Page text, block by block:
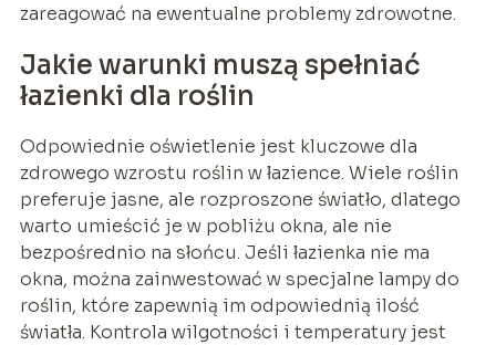
zareagować na ewentualne problemy zdrowotne.
Jakie warunki muszą spełniać
łazienki dla roślin
Odpowiednie oświetlenie jest kluczowe dla
zdrowego wzrostu roślin w łazience. Wiele roślin
preferuje jasne, ale rozproszone światło, dlatego
warto umieścić je w pobliżu okna, ale nie
bezpośrednio na słońcu. Jeśli łazienka nie ma
okna, można zainwestować w specjalne lampy do
roślin, które zapewnią im odpowiednią ilość
światła. Kontrola wilgotności i temperatury jest